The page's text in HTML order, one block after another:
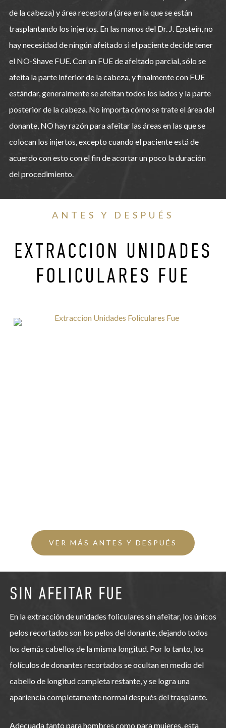
de la cabeza) y área receptora (área en la que se están
trasplantando los injertos. En las manos del Dr. J. Epstein, no
hay necesidad de ningún afeitado si el paciente decide tener
el NO-Shave FUE. Con un FUE de afeitado parcial, sólo se
afeita la parte inferior de la cabeza, y finalmente con FUE
estándar, generalmente se afeitan todos los lados y la parte
posterior de la cabeza. No importa cómo se trate el área del
donante, NO hay razón para afeitar las áreas en las que se
colocan los injertos, excepto cuando el paciente está de
acuerdo con esto con el fin de acortar un poco la duración
del procedimiento.
ANTES Y DESPUÉS
EXTRACCION UNIDADES
FOLICULARES FUE
VER MÁS ANTES Y DESPUÉS
SIN AFEITAR FUE
En la extracción de unidades foliculares sin afeitar, los únicos
pelos recortados son los pelos del donante, dejando todos
los demás cabellos de la misma longitud. Por lo tanto, los
folículos de donantes recortados se ocultan en medio del
cabello de longitud completa restante, y se logra una
apariencia completamente normal después del trasplante.
Adecuada tanto para hombres como para mujeres, esta